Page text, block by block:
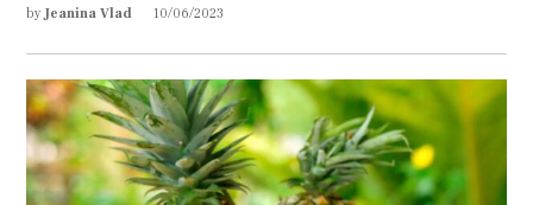
by Jeanina Vlad 10/06/2023